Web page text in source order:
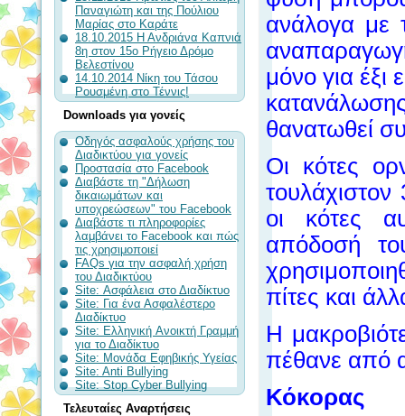
Παναγιώτη και της Πούλιου
Μαρίας στο Καράτε
18.10.2015 Η Ανδριάνα Καπνιά
8η στον 15ο Ρήγειο Δρόμο
Βελεστίνου
14.10.2014 Νίκη του Τάσου
Ρουσμένη στο Τέννις!
Downloads για γονείς
Οδηγός ασφαλούς χρήσης του
Διαδικτύου για γονείς
Προστασία στο Facebook
Διαβάστε τη "Δήλωση
δικαιωμάτων και
υποχρεώσεων" του Facebook
Διαβάστε τι πληροφορίες
λαμβάνει το Facebook και πώς
τις χρησιμοποιεί
FAQs για την ασφαλή χρήση
του Διαδικτύου
Site: Ασφάλεια στο Διαδίκτυο
Site: Για ένα Ασφαλέστερο
Διαδίκτυο
Site: Ελληνική Aνοικτή Γραμμή
για το Διαδίκτυο
Site: Μονάδα Εφηβικής Υγείας
Site: Anti Bullying
Site: Stop Cyber Bullying
Τελευταίες Αναρτήσεις
ανάλογα με
μόνο για
θανατωθεί
Οι κότες
οι κότες
απόδοσή
πίτες και
Η
πέθανε από
Κόκορας